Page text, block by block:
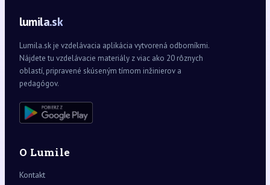
lumila.sk
Lumila.sk je vzdelávacia aplikácia vytvorená odborníkmi.
Nájdete tu vzdelávacie materiály z viac ako 20 rôznych
oblastí, pripravené skúseným tímom inžinierov a
pedagógov.
O Lumile
Kontakt